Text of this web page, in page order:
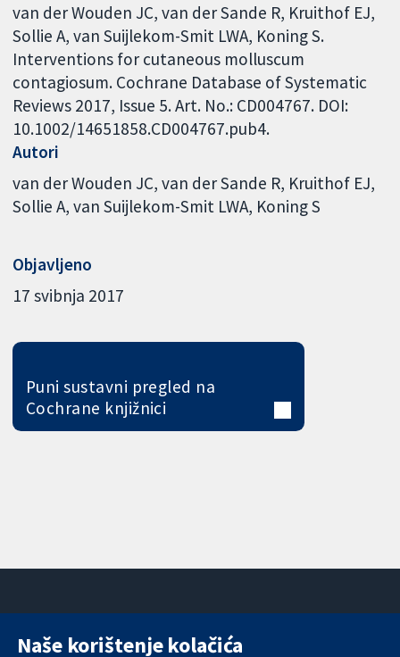
van der Wouden JC, van der Sande R, Kruithof EJ,
Sollie A, van Suijlekom-Smit LWA, Koning S.
Interventions for cutaneous molluscum
contagiosum. Cochrane Database of Systematic
Reviews 2017, Issue 5. Art. No.: CD004767. DOI:
10.1002/14651858.CD004767.pub4.
Autori
van der Wouden JC van der Sande R Kruithof EJ
Sollie A van Suijlekom-Smit LWA Koning S
Objavljeno
17 svibnja 2017
Puni sustavni pregled na
Cochrane knjižnici
11-13 Cavendish
Naše korištenje kolačića